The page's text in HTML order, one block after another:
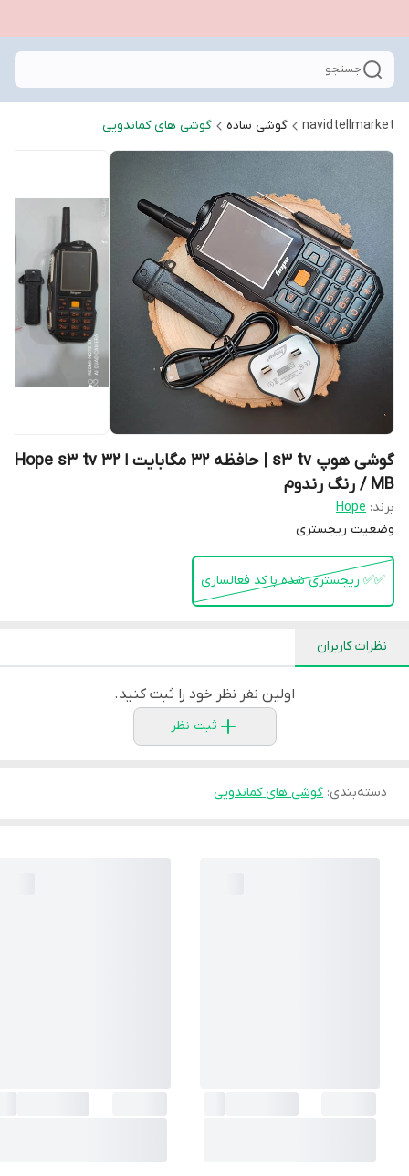
جستجو
navidtellmarket گوشی ساده گوشی های کماندویی
گوشی هوپ s3 tv | حافظه 32 مگابایت ا Hope s3 tv 32
MB / رنگ رندوم
برند: Hope
وضعیت ریجستری
✅️✅️ ریجستری شده با کد فعالسازی
نظرات کاربران
اولین نفر نظر خود را ثبت کنید.
ثبت نظر
دسته‌بندی: گوشی های کماندویی